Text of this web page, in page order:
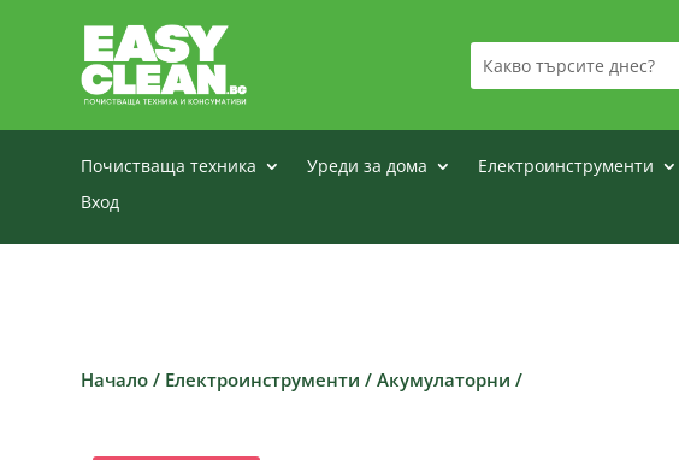
Почистваща техника Уреди за дома Електроинструменти
Вход
Начало / Електроинструменти /Акумулаторни /